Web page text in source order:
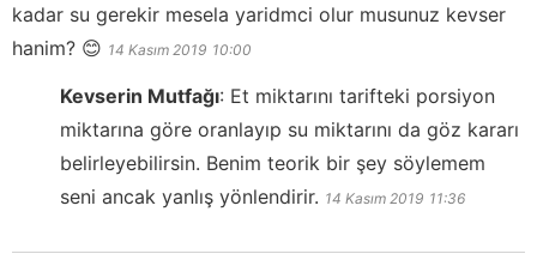
kadar su gerekir mesela yaridmci olur musunuz kevser
hanim? 😊 14 Kasım 2019 10:00
Kevserin Mutfağı: Et miktarını tarifteki porsiyon
miktarına göre oranlayıp su miktarını da göz kararı
belirleyebilirsin. Benim teorik bir şey söylemem
seni ancak yanlış yönlendirir. 14 Kasım 2019 11:36